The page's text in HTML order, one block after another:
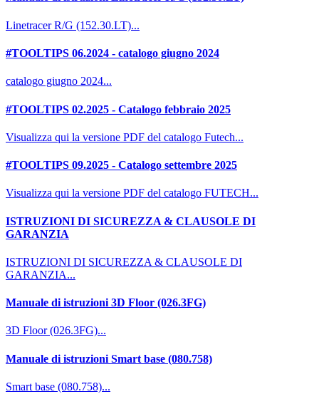
Linetracer R/G (152.30.LT)...
#TOOLTIPS 06.2024 - catalogo giugno 2024
catalogo giugno 2024...
#TOOLTIPS 02.2025 - Catalogo febbraio 2025
Visualizza qui la versione PDF del catalogo Futech...
#TOOLTIPS 09.2025 - Catalogo settembre 2025
Visualizza qui la versione PDF del catalogo FUTECH...
ISTRUZIONI DI SICUREZZA & CLAUSOLE DI
GARANZIA
ISTRUZIONI DI SICUREZZA & CLAUSOLE DI
GARANZIA...
Manuale di istruzioni 3D Floor (026.3FG)
3D Floor (026.3FG)...
Manuale di istruzioni Smart base (080.758)
Smart base (080.758)...